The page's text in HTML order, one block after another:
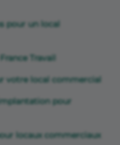
pour un local
Travail
votre local commercial
pour
locaux commerciaux